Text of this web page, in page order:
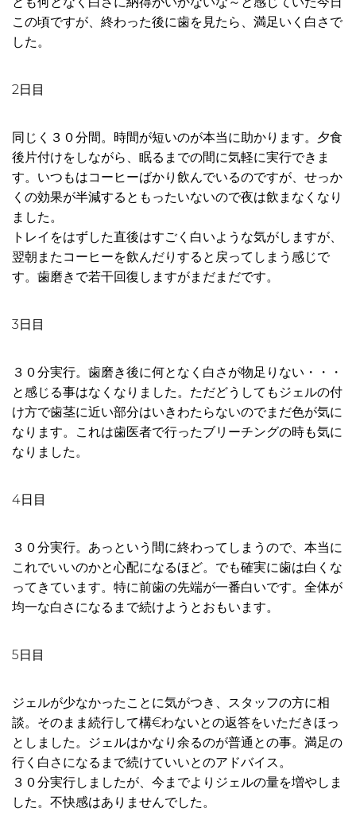
この頃ですが、終わった後に歯を見たら、満足いく白さで
した。
2日目
同じく３０分間。時間が短いのが本当に助かります。夕食
後片付けをしながら、眠るまでの間に気軽に実行できま
す。いつもはコーヒーばかり飲んでいるのですが、せっか
くの効果が半減するともったいないので夜は飲まなくなり
ました。
トレイをはずした直後はすごく白いような気がしますが、
翌朝またコーヒーを飲んだりすると戻ってしまう感じで
す。歯磨きで若干回復しますがまだまだです。
3日目
３０分実行。歯磨き後に何となく白さが物足りない・・・
と感じる事はなくなりました。ただどうしてもジェルの付
け方で歯茎に近い部分はいきわたらないのでまだ色が気に
なります。これは歯医者で行ったブリーチングの時も気に
なりました。
4日目
３０分実行。あっという間に終わってしまうので、本当に
これでいいのかと心配になるほど。でも確実に歯は白くな
ってきています。特に前歯の先端が一番白いです。全体が
均一な白さになるまで続けようとおもいます。
5日目
ジェルが少なかったことに気がつき、スタッフの方に相
談。そのまま続行して構€わないとの返答をいただきほっ
としました。ジェルはかなり余るのが普通との事。満足の
行く白さになるまで続けていいとのアドバイス。
３０分実行しましたが、今までよりジェルの量を増やしま
した。不快感はありませんでした。